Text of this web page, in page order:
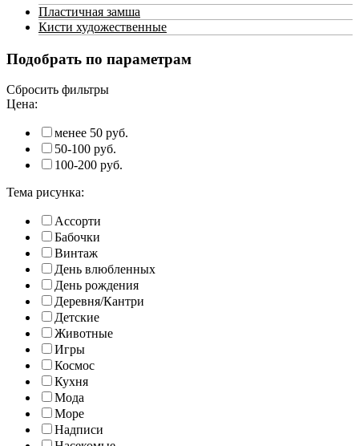
Пластичная замша
Кисти художественные
Подобрать по параметрам
Сбросить фильтры
Цена:
менее 50 руб.
50-100 руб.
100-200 руб.
Тема рисунка:
Ассорти
Бабочки
Винтаж
День влюбленных
День рождения
Деревня/Кантри
Детские
Животные
Игры
Космос
Кухня
Мода
Море
Надписи